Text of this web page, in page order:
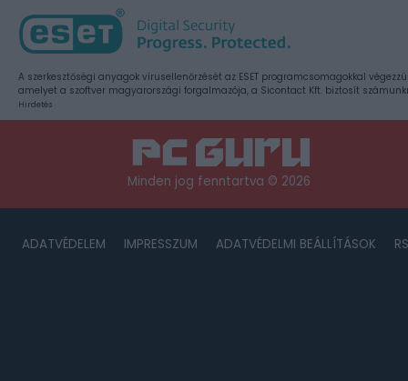
A szerkesztőségi anyagok vírusellenőrzését az ESET programcsomagokkal
amelyet a szoftver magyarországi forgalmazója, a Sicontact Kft. biztosít
Hirdetés
Minden jog fenntartva © 2026
ADATVÉDELEM IMPRESSZUM ADATVÉDELMI BEÁLLÍTÁSOK